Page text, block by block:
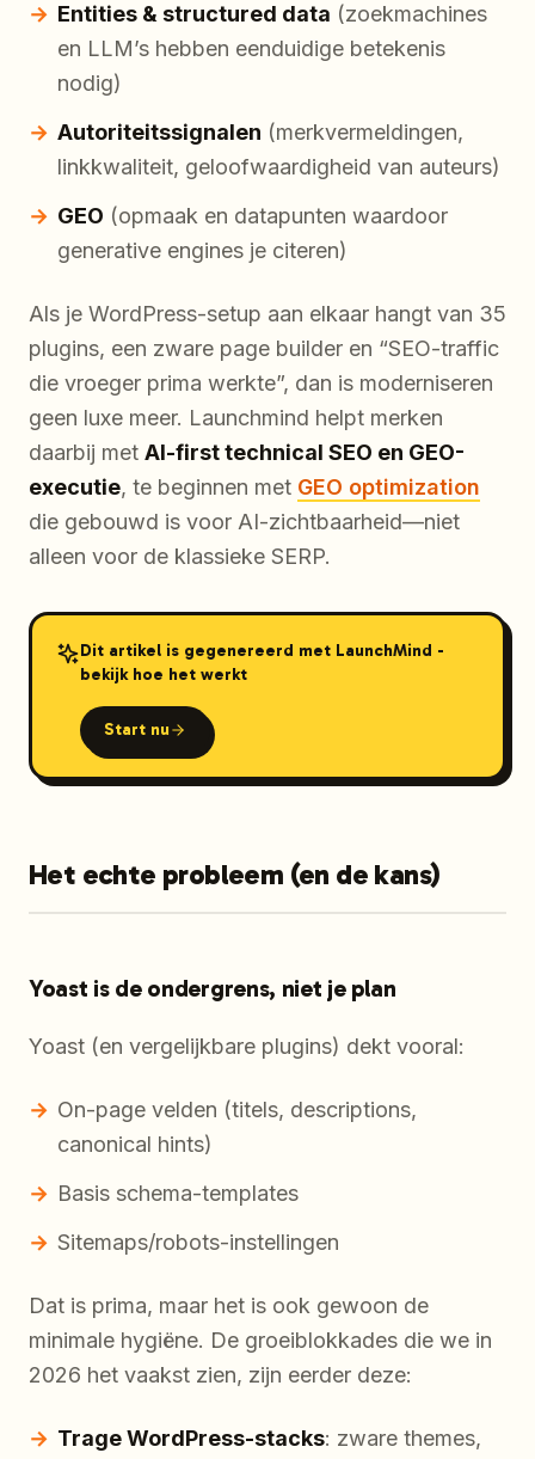
Entities & structured data (zoekmachines
en LLM’s hebben eenduidige betekenis
nodig)
Autoriteitssignalen (merkvermeldingen,
linkkwaliteit, geloofwaardigheid van auteurs)
GEO (opmaak en datapunten waardoor
generative engines je citeren)
Als je WordPress-setup aan elkaar hangt van 35
plugins, een zware page builder en “SEO-traffic
die vroeger prima werkte”, dan is moderniseren
geen luxe meer. Launchmind helpt merken
daarbij met AI-first technical SEO en GEO-
executie, te beginnen met GEO optimization
die gebouwd is voor AI-zichtbaarheid—niet
alleen voor de klassieke SERP.
Dit artikel is gegenereerd met LaunchMind -
bekijk hoe het werkt
Start nu
Het echte probleem (en de kans)
Yoast is de ondergrens, niet je plan
Yoast (en vergelijkbare plugins) dekt vooral:
On-page velden (titels, descriptions,
canonical hints)
Basis schema-templates
Sitemaps/robots-instellingen
Dat is prima, maar het is ook gewoon de
minimale hygiëne. De groeiblokkades die we in
2026 het vaakst zien, zijn eerder deze:
Trage WordPress-stacks: zware themes,